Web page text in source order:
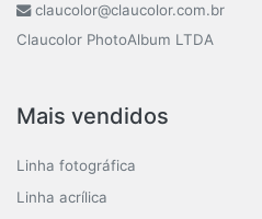
claucolor@claucolor.com.br
Claucolor PhotoAlbum LTDA
Mais vendidos
Linha fotográfica
Linha acrílica